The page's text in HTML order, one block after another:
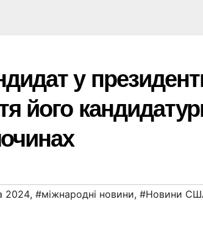
у
його
2024, #міжнародні новини, #Новини